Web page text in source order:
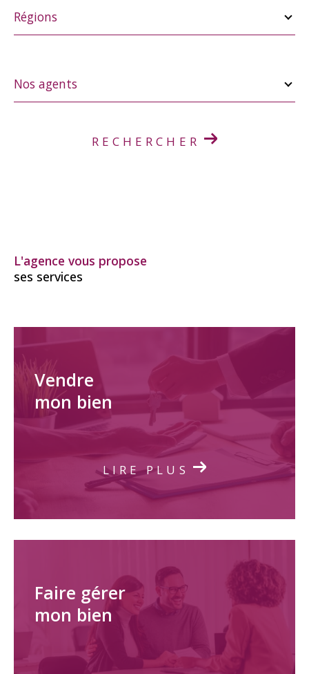
une
Régions
Nos agents
RECHERCHER
L'agence vous propose
ses services
Vendre
mon bien
LIRE PLUS
Faire gérer
mon bien